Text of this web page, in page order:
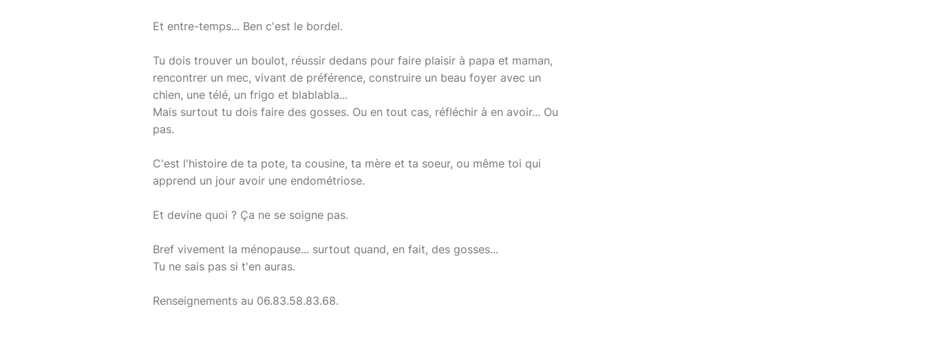
Et entre-temps... Ben c'est le bordel.
Tu dois trouver un boulot, réussir dedans pour faire plaisir à papa et maman,
rencontrer un mec, vivant de préférence, construire un beau foyer avec un
chien, une télé, un frigo et blablabla...
Mais surtout tu dois faire des gosses. Ou en tout cas, réfléchir à en avoir... Ou
pas.
C'est l'histoire de ta pote, ta cousine, ta mère et ta soeur, ou même toi qui
apprend un jour avoir une endométriose.
Et devine quoi ? Ça ne se soigne pas.
Bref vivement la ménopause... surtout quand, en fait, des gosses...
Tu ne sais pas si t'en auras.
Renseignements au 06.83.58.83.68.